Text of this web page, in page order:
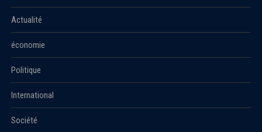
Actualité
économie
Politique
International
Société